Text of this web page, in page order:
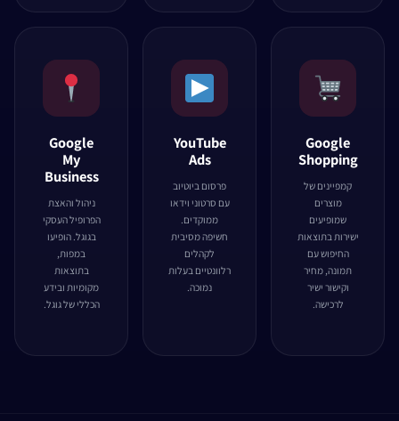
Google
Shopping
קמפיינים של
מוצרים
שמופיעים
ישירות בתוצאות
החיפוש עם
תמונה, מחיר
וקישור ישיר
לרכישה.
YouTube
Ads
פרסום ביוטיוב
עם סרטוני וידאו
ממוקדים.
חשיפה מסיבית
לקהלים
רלוונטיים בעלות
נמוכה.
Google
My
Business
ניהול והאצת
הפרופיל העסקי
בגוגל. הופיעו
במפות,
בתוצאות
מקומיות ובידע
הכללי של גוגל.